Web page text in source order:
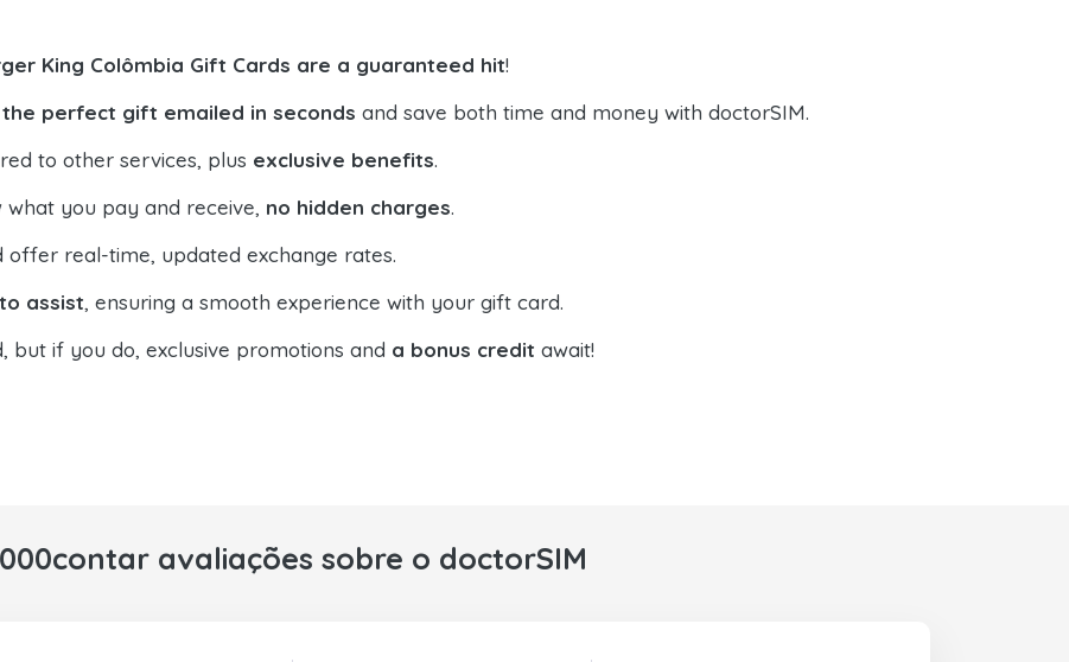
King Colômbia Gift Cards are a guaranteed hit!
the perfect gift emailed in seconds and save both time and money with doctorSIM.
to other services, plus exclusive benefits.
you pay and receive, no hidden charges.
offer real-time, updated exchange rates.
assist, ensuring a smooth experience with your gift card.
if you do, exclusive promotions and a bonus credit await!
avaliações sobre o doctorSIM